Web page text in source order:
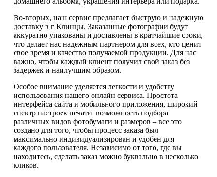
Во-вторых, наш сервис предлагает быструю и надежную
доставку в г Клинцы. Заказанные фотографии будут
аккуратно упакованы и доставлены в кратчайшие сроки,
что делает нас надежным партнером для всех, кто ценит
свое время и качество получаемой продукции. Для нас
важно, чтобы каждый клиент получил свой заказ без
задержек и наилучшим образом.
Особое внимание уделяется легкости и удобству
использования нашего онлайн сервиса. Простота
интерфейса сайта и мобильного приложения, широкий
спектр настроек печати, возможность подбора
различных видов фотобумаги и размеров – все это
создано для того, чтобы процесс заказа был
максимально индивидуализирован и удобен для
каждого пользователя. Независимо от того, где вы
находитесь, сделать заказ можно буквально в несколько
кликов.